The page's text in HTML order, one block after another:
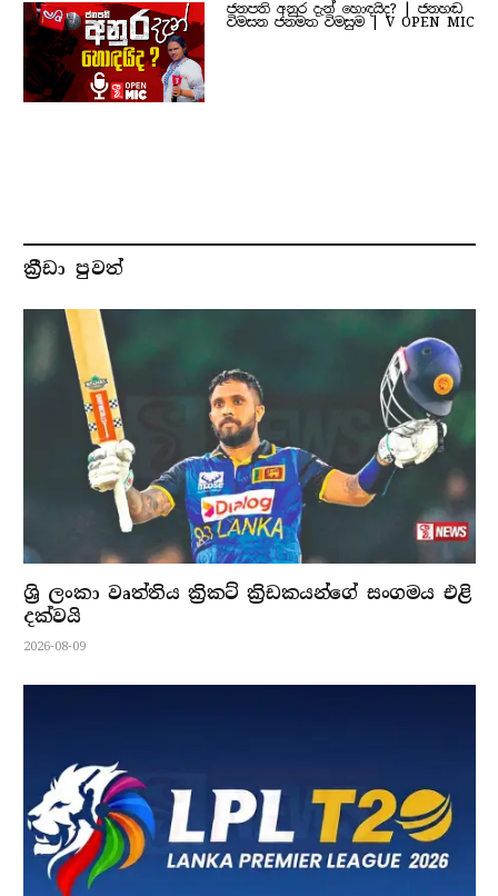
ජනපති අනුර දැන් හොඳයිද? | ජනහඬ
විමසන ජනමත විමසුම | V OPEN MIC
ක්‍රීඩා පුවත්
ශ්‍රි ලංකා වෘත්තිය ක්‍රිකට් ක්‍රිඩකයන්ගේ සංගමය එළි
දක්වයි
2026-08-09